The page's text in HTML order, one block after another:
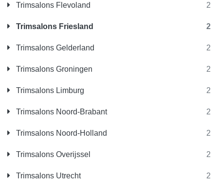
Trimsalons Flevoland 2
Trimsalons Friesland 2
Trimsalons Gelderland 2
Trimsalons Groningen 2
Trimsalons Limburg 2
Trimsalons Noord-Brabant 2
Trimsalons Noord-Holland 2
Trimsalons Overijssel 2
Trimsalons Utrecht 2